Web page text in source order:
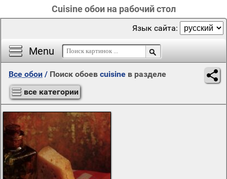
Cuisine обои на рабочий стол
Menu
Язык сайта:
Все обои / Поиск обоев cuisine в разделе
все категории